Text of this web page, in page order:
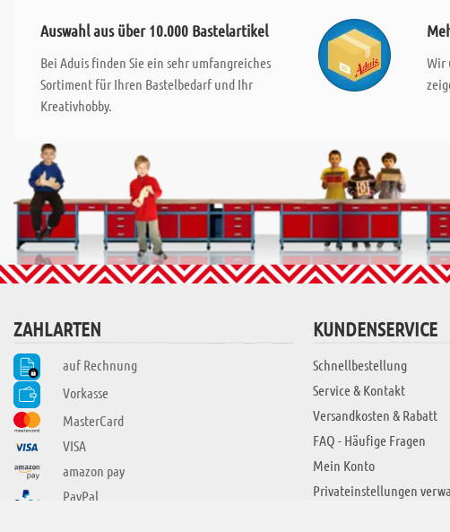
Auswahl aus über 10.000 Bastelartikel
Bei Aduis finden Sie ein sehr umfangreiches
Sortiment für Ihren Bastelbedarf und Ihr
Kreativhobby.
Wir
ZAHLARTEN
auf Rechnung
Vorkasse
MasterCard
VISA
amazon pay
PayPal
KUNDENSERVICE
Schnellbestellung
Service & Kontakt
Versandkosten & Rabatt
FAQ - Häufige Fragen
Mein Konto
Privateinstellungen